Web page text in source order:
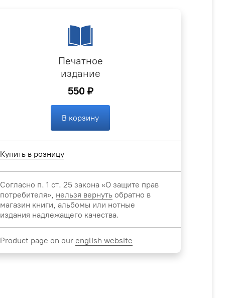
Печатное
издание
550 ₽
В корзину
Купить в розницу
Согласно п. 1 ст. 25 закона «О защите прав
потребителя», нельзя вернуть обратно в
магазин книги, альбомы или нотные
издания надлежащего качества.
Product page on our english website